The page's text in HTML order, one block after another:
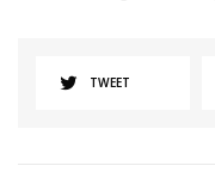
TWEET